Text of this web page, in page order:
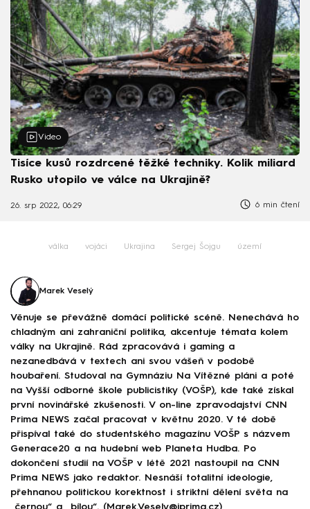
Video
Tisíce kusů rozdrcené těžké techniky. Kolik miliard
Rusko utopilo ve válce na Ukrajině?
26. srp 2022, 06:29 6 min čtení
válka vojáci Ukrajina Sergej Šojgu území
Marek Veselý
Věnuje se převážně domácí politické scéně. Nenechává ho
chladným ani zahraniční politika, akcentuje témata kolem
války na Ukrajině. Rád zpracovává i gaming a
nezanedbává v textech ani svou vášeň v podobě
houbaření. Studoval na Gymnáziu Na Vítězné pláni a poté
na Vyšší odborné škole publicistiky (VOŠP), kde také získal
první novinářské zkušenosti. V on-line zpravodajství CNN
Prima NEWS začal pracovat v květnu 2020. V té době
přispíval také do studentského magazínu VOŠP s názvem
Generace20 a na hudební web Planeta Hudba. Po
dokončení studií na VOŠP v létě 2021 nastoupil na CNN
Prima NEWS jako redaktor. Nesnáší totalitní ideologie,
přehnanou politickou korektnost i striktní dělení světa na